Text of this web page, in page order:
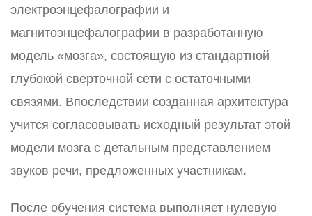
электроэнцефалографии и
магнитоэнцефалографии в разработанную
модель «мозга», состоящую из стандартной
глубокой сверточной сети с остаточными
связями. Впоследствии созданная архитектура
учится согласовывать исходный результат этой
модели мозга с детальным представлением
звуков речи, предложенных участникам.
После обучения система выполняет нулевую